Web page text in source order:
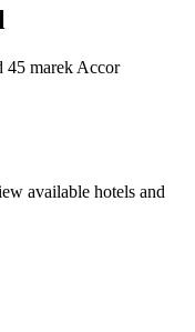
45 marek Accor
available hotels and